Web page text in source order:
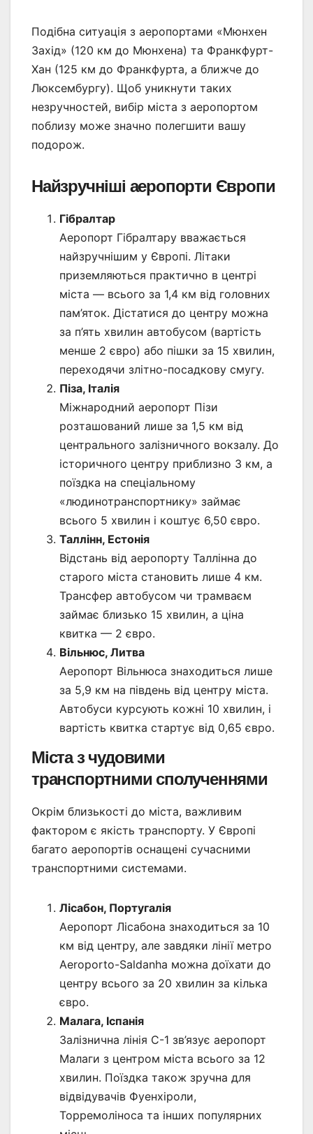
Подібна ситуація з аеропортами «Мюнхен
Захід» (120 км до Мюнхена) та Франкфурт-
Хан (125 км до Франкфурта, а ближче до
Люксембургу). Щоб уникнути таких
незручностей, вибір міста з аеропортом
поблизу може значно полегшити вашу
подорож.
Найзручніші аеропорти Європи
Гібралтар
Аеропорт Гібралтару вважається
найзручнішим у Європі. Літаки
приземляються практично в центрі
міста — всього за 1,4 км від головних
пам’яток. Дістатися до центру можна
за п’ять хвилин автобусом (вартість
менше 2 євро) або пішки за 15 хвилин,
переходячи злітно-посадкову смугу.
Піза, Італія
Міжнародний аеропорт Пізи
розташований лише за 1,5 км від
центрального залізничного вокзалу. До
історичного центру приблизно 3 км, а
поїздка на спеціальному
«людинотранспортнику» займає
всього 5 хвилин і коштує 6,50 євро.
Таллінн, Естонія
Відстань від аеропорту Таллінна до
старого міста становить лише 4 км.
Трансфер автобусом чи трамваєм
займає близько 15 хвилин, а ціна
квитка — 2 євро.
Вільнюс, Литва
Аеропорт Вільнюса знаходиться лише
за 5,9 км на південь від центру міста.
Автобуси курсують кожні 10 хвилин, і
вартість квитка стартує від 0,65 євро.
Міста з чудовими
транспортними сполученнями
Окрім близькості до міста, важливим
фактором є якість транспорту. У Європі
багато аеропортів оснащені сучасними
транспортними системами.
Лісабон, Португалія
Аеропорт Лісабона знаходиться за 10
км від центру, але завдяки лінії метро
Aeroporto-Saldanha можна доїхати до
центру всього за 20 хвилин за кілька
євро.
Малага, Іспанія
Залізнична лінія C-1 зв’язує аеропорт
Малаги з центром міста всього за 12
хвилин. Поїздка також зручна для
відвідувачів Фуенхіроли,
Торремоліноса та інших популярних